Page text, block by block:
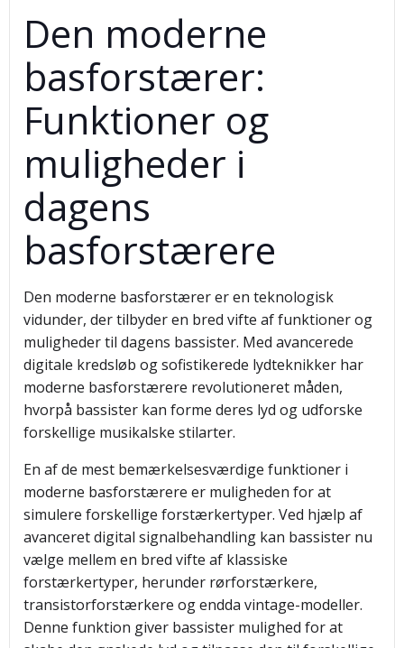
Den moderne
basforstærer:
Funktioner og
muligheder i
dagens
basforstærere
Den moderne basforstærer er en teknologisk
vidunder, der tilbyder en bred vifte af funktioner og
muligheder til dagens bassister. Med avancerede
digitale kredsløb og sofistikerede lydteknikker har
moderne basforstærere revolutioneret måden,
hvorpå bassister kan forme deres lyd og udforske
forskellige musikalske stilarter.
En af de mest bemærkelsesværdige funktioner i
moderne basforstærere er muligheden for at
simulere forskellige forstærkertyper. Ved hjælp af
avanceret digital signalbehandling kan bassister nu
vælge mellem en bred vifte af klassiske
forstærkertyper, herunder rørforstærkere,
transistorforstærkere og endda vintage-modeller.
Denne funktion giver bassister mulighed for at